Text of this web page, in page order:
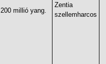
200 millió yang.
Zentia
szellemharcos